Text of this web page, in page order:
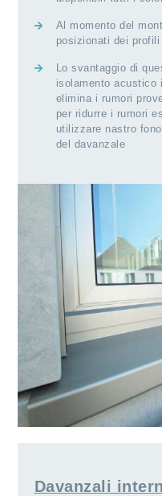
Al momento del
posizionati dei
Lo svantaggio di
isolamento acustico
elimina i rumori
per ridurre i rumori
utilizzare nastro
del davanzale
Davanzali